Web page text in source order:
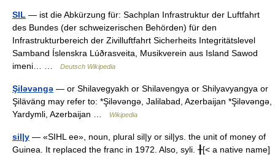
SIL — ist die Abkürzung für: Sachplan Infrastruktur der Luftfahrt
des Bundes (der schweizerischen Behörden) für den
Infrastrukturbereich der Zivilluftfahrt Sicherheits Integritätslevel
Samband Íslenskra Lúðrasveita, Musikverein aus Island Sawod
imeni… …
Deutsch Wikipedia
Şiləvəngə — or Shilavegyakh or Shilavengya or Shilyavyangya or
Şiläväng may refer to: *Şiləvəngə, Jalilabad, Azerbaijan *Şiləvəngə,
Yardymli, Azerbaijan …
Wikipedia
sil|y — «SIHL ee», noun, plural sil|y or sil|ys. the unit of money of
Guinea. It replaced the franc in 1972. Also, syli. ╂[< a native name]